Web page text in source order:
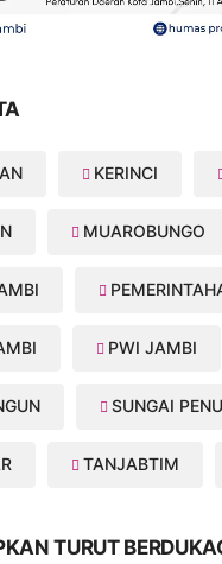
KERINCI
MUAROBUNGO
PWI JAMBI
SUNGAI
TANJABTIM
TURUT